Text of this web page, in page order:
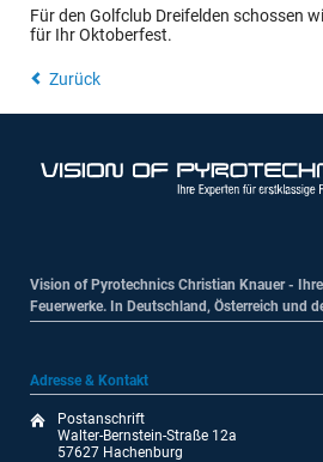
Für den Golfclub Dreifelden schossen
für Ihr Oktoberfest.
Zurück
Vision of Pyrotechnics Christian Knauer -
Feuerwerke. In Deutschland, Österreich und
Adresse & Kontakt
Postanschrift
Walter-Bernstein-Straße 12a
57627 Hachenburg